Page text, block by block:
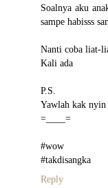
Soalnya aku
sampe habisss
Nanti coba liat-
Kali ada
P.S.
Yawlah kak nyin
=____=
#wow
#takdisangka
Reply